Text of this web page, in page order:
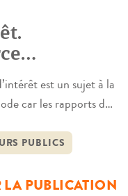
d’intérêt
etest un sujet à la
car les rapports de
institutionnelle
et autres
multiplier […]
PUBLICS
PUBLICATION